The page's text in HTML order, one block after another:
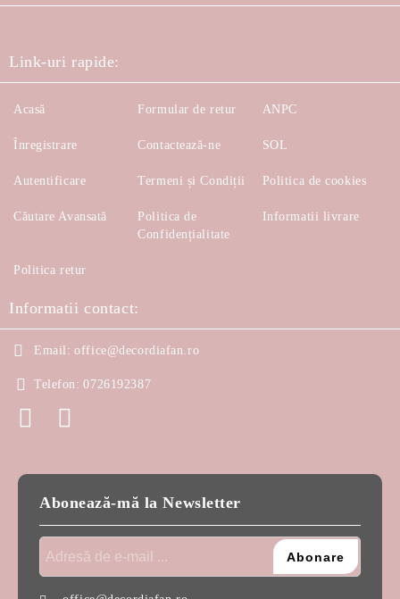
Link-uri rapide:
Acasă
Înregistrare
Autentificare
Căutare Avansată
Formular de retur
Contactează-ne
Termeni și Condiții
Politica de
Confidențialitate
ANPC
SOL
Politica de cookies
Informatii livrare
Politica retur
Informatii contact:
Email: office@decordiafan.ro
Telefon: 0726192387
Abonează-mă la Newsletter